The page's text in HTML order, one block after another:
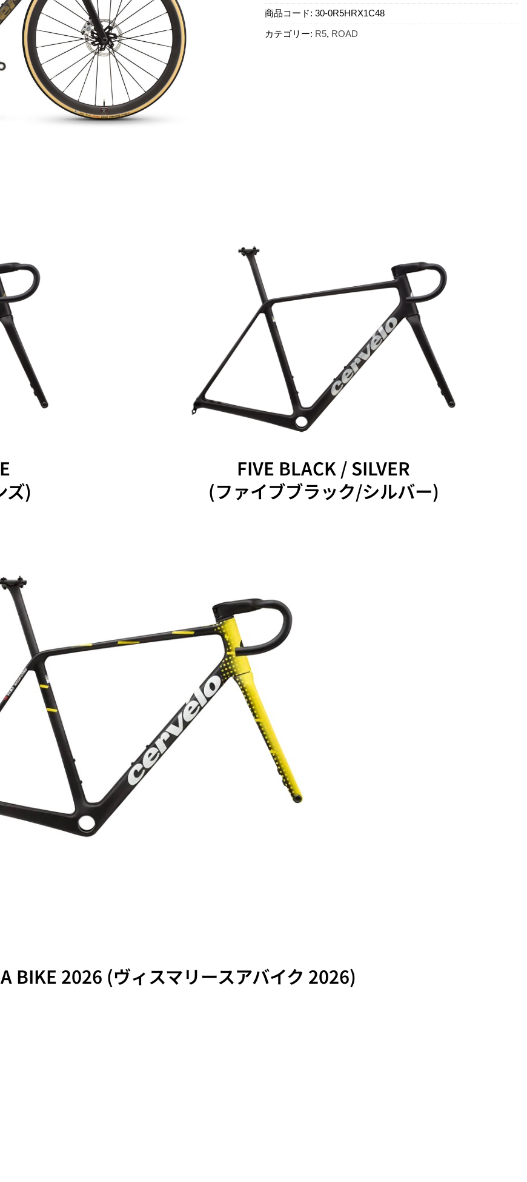
商品コード: 30-0R5HRX1C48
カテゴリー: R5, ROAD
ズ)
FIVE BLACK / SILVER
(ファイブブラック/シルバー)
BIKE 2026 (ヴィスマリースアバイク 2026)